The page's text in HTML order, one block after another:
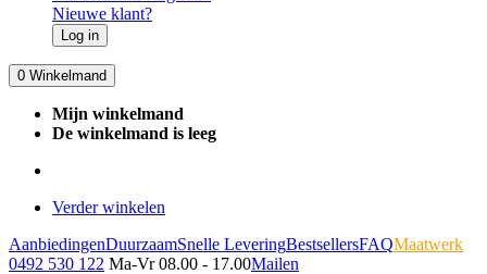
Nieuwe klant?
Log in
0 Winkelmand
Mijn winkelmand
De winkelmand is leeg
Verder winkelen
AanbiedingenDuurzaamSnelle LeveringBestsellersFAQMaatwerk
0492 530 122 Ma-Vr 08.00 - 17.00Mailen